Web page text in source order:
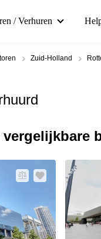
/ Verhuren
Zuid-Holland